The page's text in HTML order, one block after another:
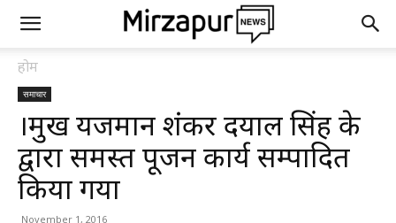
होम
समाचार
।प्रमुख यजमान शंकर दयाल सिंह के
द्वारा समस्त पूजन कार्य सम्पादित
किया गया
November 1, 2016